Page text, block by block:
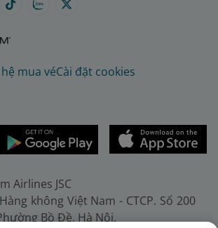
mua véCài đặt cookies
Airlines JSC
không Việt Nam - CTCP. Số 200
Bồ Đề, Hà Nội.